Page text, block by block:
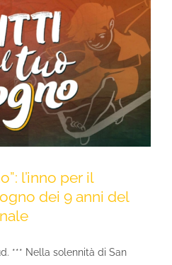
l’inno per il
dei 9 anni del
*** Nella solennità di San